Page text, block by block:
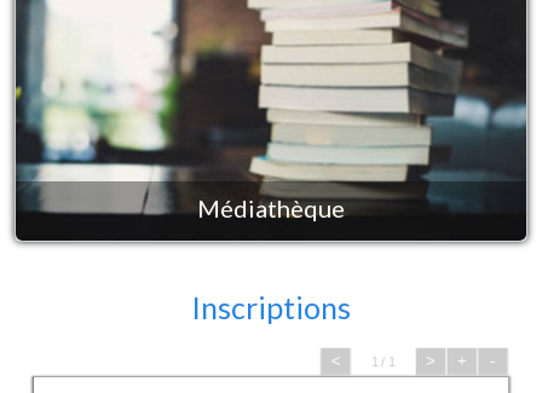
Médiathèque
Inscriptions
< 1 / 1 > + -